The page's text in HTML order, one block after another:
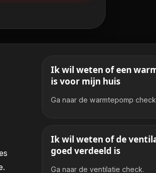
Ik wil weten of een
is voor mijn huis
Ga naar de warmtepomp
Ik wil weten of de
goed verdeeld is
Ga naar de ventilatie check.